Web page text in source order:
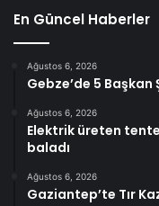
En Güncel Haberler
Ağustos 6, 2026
Gebze’de 5
Ağustos 6, 2026
Elektrik üreten
baladı
Ağustos 6, 2026
Gaziantep’te Tır